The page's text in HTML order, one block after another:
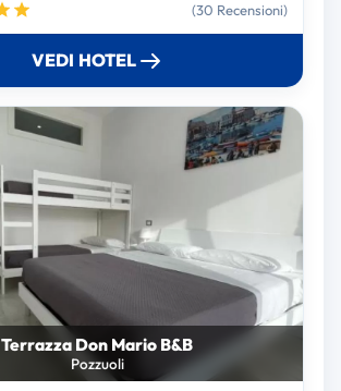
(30 Recensioni)
VEDI HOTEL
Terrazza Don Mario B&B
Pozzuoli